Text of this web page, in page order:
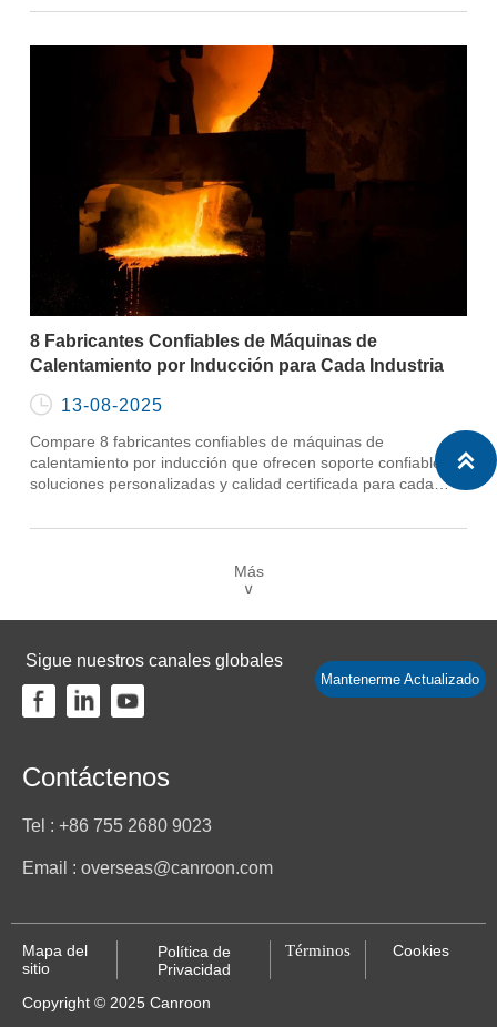
8 Fabricantes Confiables de Máquinas de
Calentamiento por Inducción para Cada Industria
 13-08-2025
Compare 8 fabricantes confiables de máquinas de
calentamiento por inducción que ofrecen soporte confiable,
soluciones personalizadas y calidad certificada para cada
Más
∨
Sigue nuestros canales globales
Mantenerme Actualizado
Contáctenos
Tel : +86 755 2680 9023
Email : overseas@canroon.com
Mapa del
sitio
Política de
Privacidad
Términos Cookies
Copyright © 2025 Canroon
